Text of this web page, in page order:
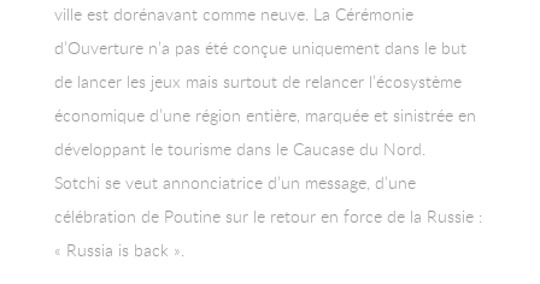
ville est dorénavant comme neuve. La Cérémonie
d’Ouverture n’a pas été conçue uniquement dans le but
de lancer les jeux mais surtout de relancer l’écosystème
économique d’une région entière, marquée et sinistrée en
développant le tourisme dans le Caucase du Nord.
Sotchi se veut annonciatrice d’un message, d’une
célébration de Poutine sur le retour en force de la Russie :
« Russia is back ».